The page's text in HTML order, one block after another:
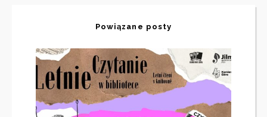
Powiązane posty